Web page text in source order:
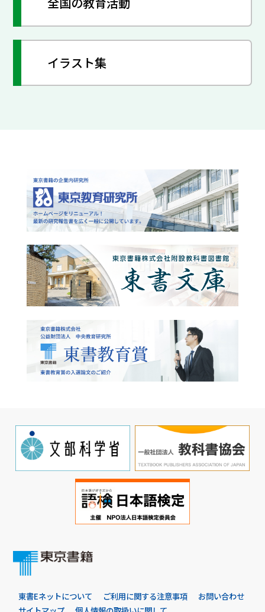
イラスト集
東書Eネットについて ご利用に関する注意事項
お問い合わせ